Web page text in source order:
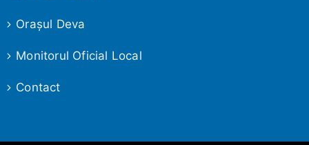
Oraşul Deva
Monitorul Oficial Local
Contact